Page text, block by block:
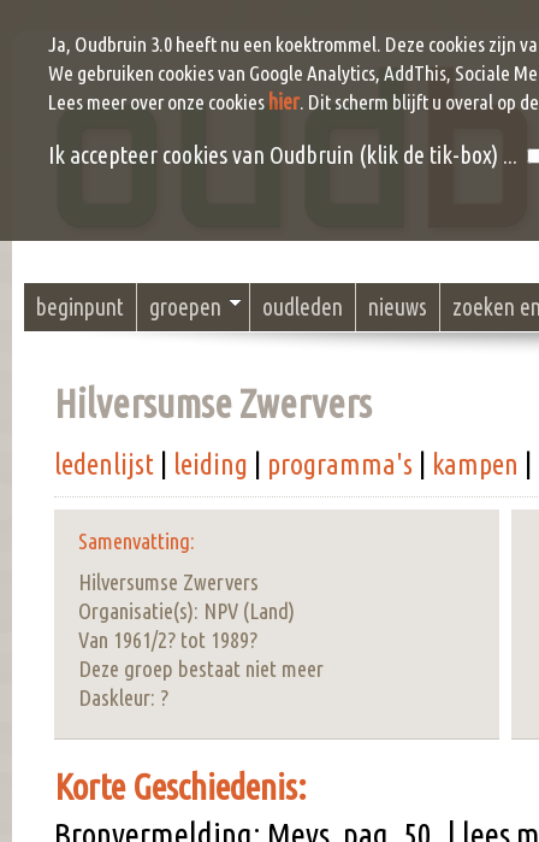
beginpunt groepen oudleden nieuws zoeken
Hilversumse Zwervers
ledenlijst leiding programma's kampen
Samenvatting:
Hilversumse Zwervers
Organisatie(s): NPV (Land)
Van 1961/2? tot 1989?
Deze groep bestaat niet meer
Daskleur: ?
Korte Geschiedenis:
Bronvermelding: Meys, pag. 50. | lees
Ja, Oudbruin 3.0 heeft nu een koektrommel. Deze cookies zijn
We gebruiken cookies van Google Analytics, AddThis, Sociale
Lees meer over onze cookies hier. Dit scherm blijft u overal op
Ik accepteer cookies van Oudbruin (klik de tik-box) ...